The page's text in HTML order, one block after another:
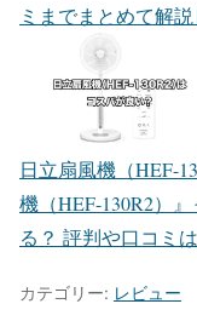
ミまでまとめて解
日立扇風機（HEF-
機（HEF-130R2）
る？ 評判や口コミ
カテゴリー: レビュー